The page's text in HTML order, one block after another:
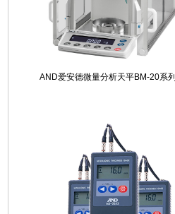
AND爱安德微量分析天平BM-20系列